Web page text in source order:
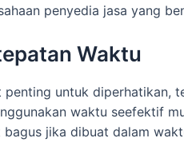
penyedia jasa yang
Waktu
penting untuk diperhatikan,
waktu seefektif
bagus jika dibuat dalam